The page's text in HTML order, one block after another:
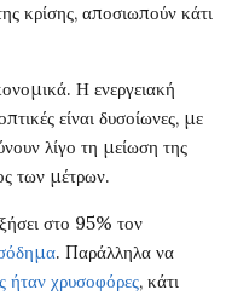
κρίσης, αποσιωπούν κάτι
Η ενεργειακή
είναι δυσοίωνες, με
λίγο τη μείωση της
των μέτρων.
στο 95% τον
. Παράλληλα να
ήταν χρυσοφόρες, κάτι